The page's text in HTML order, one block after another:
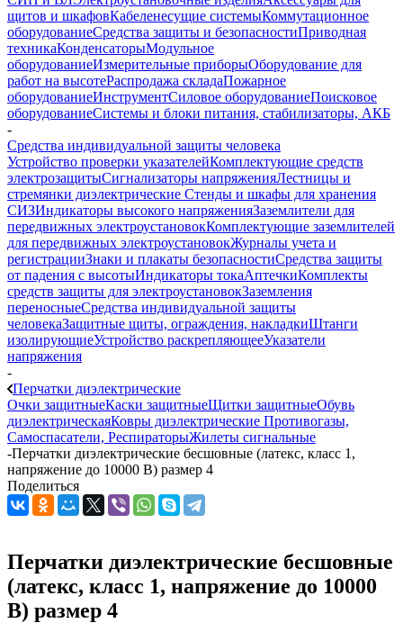
щитов и шкафовКабеленесущие системыКоммутационное
оборудованиеСредства защиты и безопасностиПриводная
техникаКонденсаторыМодульное
оборудованиеИзмерительные приборыОборудование для
работ на высотеРаспродажа складаПожарное
оборудованиеИнструментСиловое оборудованиеПоисковое
оборудованиеСистемы и блоки питания, стабилизаторы, АКБ
-
Средства индивидуальной защиты человека
Устройство проверки указателейКомплектующие средств
электрозащитыСигнализаторы напряженияЛестницы и
стремянки диэлектрические Стенды и шкафы для хранения
СИЗИндикаторы высокого напряженияЗаземлители для
передвижных электроустановокКомплектующие заземлителей
для передвижных электроустановокЖурналы учета и
регистрацииЗнаки и плакаты безопасностиСредства защиты
от падения с высотыИндикаторы токаАптечкиКомплекты
средств защиты для электроустановокЗаземления
переносныеСредства индивидуальной защиты
человекаЗащитные щиты, ограждения, накладкиШтанги
изолирующиеУстройство раскрепляющееУказатели
напряжения
-
Перчатки диэлектрические
Очки защитныеКаски защитныеЩитки защитныеОбувь
диэлектрическаяКовры диэлектрические Противогазы,
Самоспасатели, РеспираторыЖилеты сигнальные
-Перчатки диэлектрические бесшовные (латекс, класс 1,
напряжение до 10000 В) размер 4
Поделиться
Перчатки диэлектрические бесшовные
(латекс, класс 1, напряжение до 10000
В) размер 4